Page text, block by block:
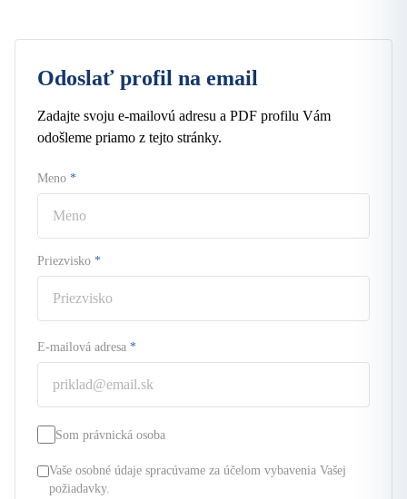
Odoslať profil na email
Zadajte svoju e-mailovú adresu a PDF profilu Vám
odošleme priamo z tejto stránky.
Meno *
Priezvisko *
E-mailová adresa *
Som právnická osoba
Vaše osobné údaje spracúvame za účelom vybavenia Vašej
požiadavky.